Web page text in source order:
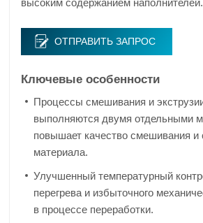
ОТПРАВИТЬ ЗАПРОС
Ключевые особенности
Процессы смешивания и
выполняются двумя отдельными
повышает качество смешивания и
материала.
Улучшенный температурный
перегрева и избыточного
в процессе переработки.